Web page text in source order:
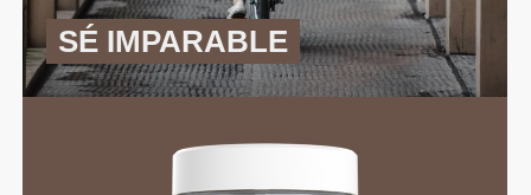
SÉ IMPARABLE